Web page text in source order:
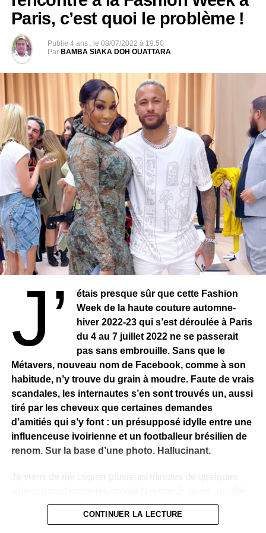
quotidiennement remise en question
Elle a également rappelé combien toucher les cheveux,
est réellement problématique, d’où le slogan « DON’T
TOUCH MY HAIR ! »
Les T-shirts « DON’T TOUCH MY HAIR ! » Sont
disponibles sur le site
https://muriellekabile.com/product/dont-touch-my-hair
Retour en images sur le défilé : crédits photos page
facebook de Murielle Kabile
Paris, c’est quoi le problème !
Publie 4 ans . le 08/07/2022 à 19:50
Par BAMBA SIAKA DOH OUATTARA
J’
étais presque sûr que cette Fashion
Week de la haute couture automne-
hiver 2022-23 qui s’est déroulée à Paris
du 4 au 7 juillet 2022 ne se passerait
pas sans embrouille. Sans que le
Métavers, nouveau nom de Facebook, comme à son
habitude, n’y trouve du grain à moudre. Faute de vrais
scandales, les internautes s’en sont trouvés un, aussi
tiré par les cheveux que certaines demandes
d’amitiés qui s’y font : un présupposé idylle entre une
influenceuse ivoirienne et un footballeur brésilien de
renom. Sur la base d’une photo. Hallucinant.
Je viens de me cogner plusieurs minutes de quelques
de Emma Lohoues, l’ancienne copine de DJ Arafat,
reconvertie en influenceuse, un statut qui ne veut rien
CONTINUER LA LECTURE